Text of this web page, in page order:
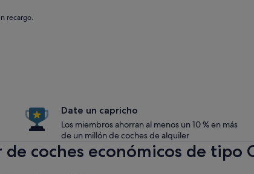
recargo.
Date un capricho
Los miembros ahorran al menos un 10 % en más
de un millón de coches de alquiler
coches económicos de tipo